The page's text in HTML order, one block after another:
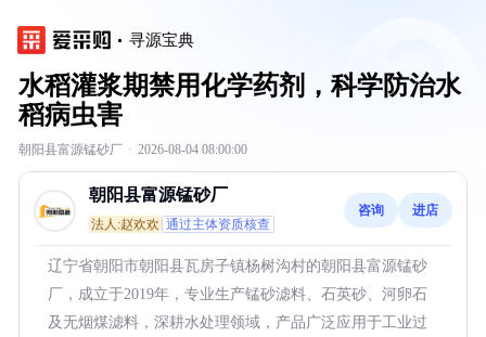
寻源宝典
水稻灌浆期禁用化学药剂，科学防治水
稻病虫害
朝阳县富源锰砂厂 · 2026-08-04 08:00:00
朝阳县富源锰砂厂
法人:赵欢欢 通过主体资质核查
咨询 进店
辽宁省朝阳市朝阳县瓦房子镇杨树沟村的朝阳县富源锰砂
厂，成立于2019年，专业生产锰砂滤料、石英砂、河卵石
及无烟煤滤料，深耕水处理领域，产品广泛应用于工业过